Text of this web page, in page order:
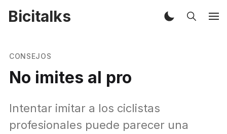
Bicitalks
CONSEJOS
No imites al pro
Intentar imitar a los ciclistas
profesionales puede parecer una